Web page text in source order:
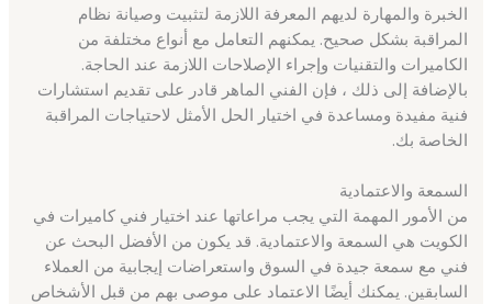
الخبرة والمهارة لديهم المعرفة اللازمة لتثبيت وصيانة نظام
المراقبة بشكل صحيح. يمكنهم التعامل مع أنواع مختلفة من
الكاميرات والتقنيات وإجراء الإصلاحات اللازمة عند الحاجة.
بالإضافة إلى ذلك ، فإن الفني الماهر قادر على تقديم استشارات
فنية مفيدة ومساعدة في اختيار الحل الأمثل لاحتياجات المراقبة
الخاصة بك.
السمعة والاعتمادية
من الأمور المهمة التي يجب مراعاتها عند اختيار فني كاميرات في
الكويت هي السمعة والاعتمادية. قد يكون من الأفضل البحث عن
فني مع سمعة جيدة في السوق واستعراضات إيجابية من العملاء
السابقين. يمكنك أيضًا الاعتماد على موصى بهم من قبل الأشخاص